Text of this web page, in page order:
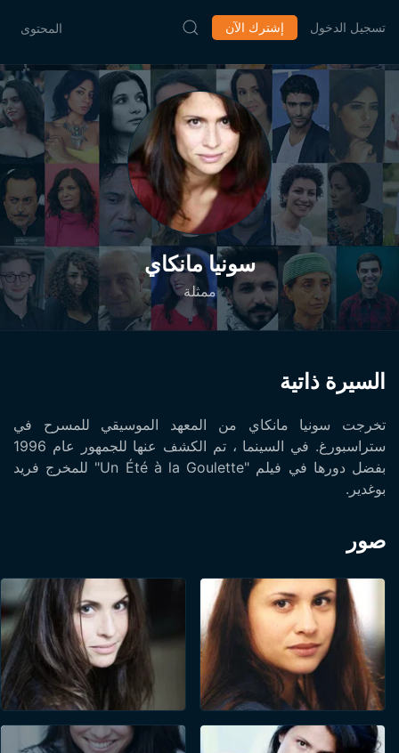
المحتوى إشترك الآن تسجيل الدخول
سونيا مانكاي
ممثلة
السيرة ذاتية
تخرجت سونيا مانكاي من المعهد الموسيقي للمسرح في
ستراسبورغ. في السينما ، تم الكشف عنها للجمهور عام 1996
بفضل دورها في فيلم "Un Été à la Goulette" للمخرج فريد
بوغدير.
صور